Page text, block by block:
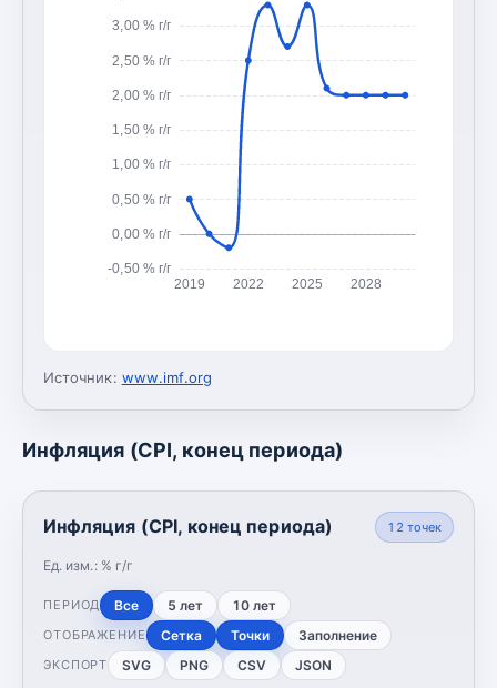
-0,50 % г/г
0,00 % г/г
0,50 % г/г
1,00 % г/г
1,50 % г/г
2,00 % г/г
2,50 % г/г
3,00 % г/г
2019 2022 2025 2028
Источник: www.imf.org
Инфляция (CPI, конец периода)
Инфляция (CPI, конец периода)
Ед. изм.: % г/г
12 точек
ПЕРИОД Все 5 лет 10 лет
ОТОБРАЖЕНИЕ Сетка Точки Заполнение
ЭКСПОРТ SVG PNG CSV JSON